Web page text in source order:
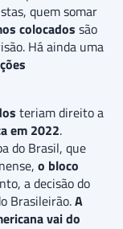
quem somar
colocados são
Há ainda uma
teriam direito a
em 2022.
do Brasil, que
o bloco
a decisão do
Brasileirão.A
vai do